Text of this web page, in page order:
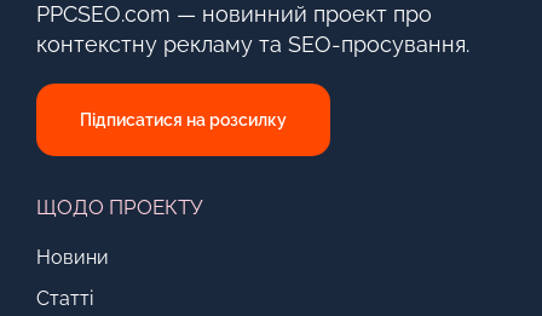
PPCSEO.com — новинний проект про
контекстну рекламу та SEO-просування.
Підписатися на розсилку
ЩОДО ПРОЕКТУ
Новини
Статті